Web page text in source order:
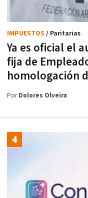
Ya es oficial el
fija de
homologación
IMPUESTOS / Paritarias
PorDolores Olveira